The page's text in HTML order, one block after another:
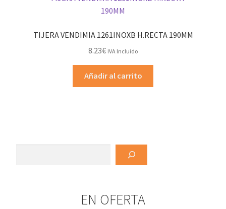
TIJERA VENDIMIA 1261INOXB H.RECTA 190MM
8.23€ IVA Incluido
Añadir al carrito
EN OFERTA